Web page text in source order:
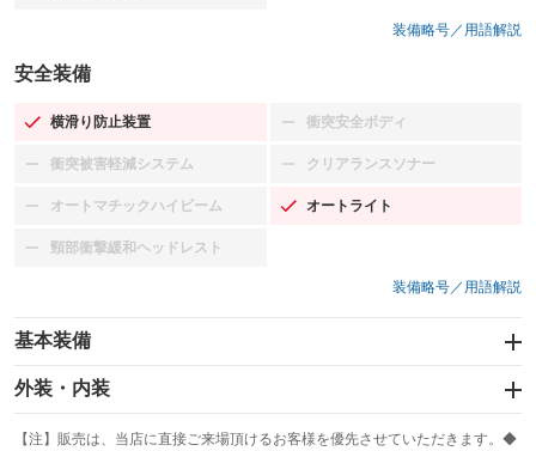
装備略号／用語解説
安全装備
横滑り防止装置
：装備あり 衝突安全ボディ
：装備なし
衝突被害軽減システム
：装備なし クリアランスソナー
：装備なし
オートマチックハイビーム
：装備なし オートライト
：装備あり
頸部衝撃緩和ヘッドレスト
：装備なし
装備略号／用語解説
基本装備
エアバッグ：運転席/助手席/サイド
：装備あり
：装備あり
外装・内装
カーナビ：メモリーナビ他
：装備あり
【注】販売は、当店に直接ご来場頂けるお客様を優先させていただきます。◆